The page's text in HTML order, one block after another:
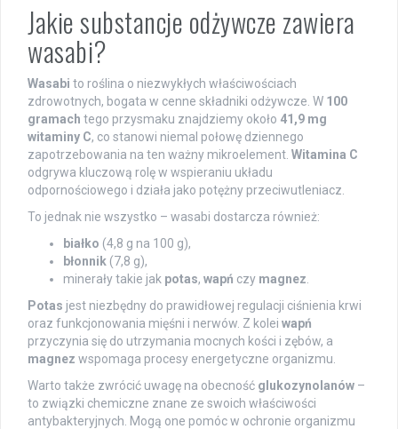
Jakie substancje odżywcze zawiera
wasabi?
Wasabi to roślina o niezwykłych właściwościach
zdrowotnych, bogata w cenne składniki odżywcze. W 100
gramach tego przysmaku znajdziemy około 41,9 mg
witaminy C, co stanowi niemal połowę dziennego
zapotrzebowania na ten ważny mikroelement. Witamina C
odgrywa kluczową rolę w wspieraniu układu
odpornościowego i działa jako potężny przeciwutleniacz.
To jednak nie wszystko – wasabi dostarcza również:
białko (4,8 g na 100 g),
błonnik (7,8 g),
minerały takie jak potas, wapń czy magnez
Potas jest niezbędny do prawidłowej regulacji ciśnienia krwi
oraz funkcjonowania mięśni i nerwów. Z kolei wapń
przyczynia się do utrzymania mocnych kości i zębów, a
magnez wspomaga procesy energetyczne organizmu.
Warto także zwrócić uwagę na obecność glukozynolanów –
to związki chemiczne znane ze swoich właściwości
antybakteryjnych. Mogą one pomóc w ochronie organizmu